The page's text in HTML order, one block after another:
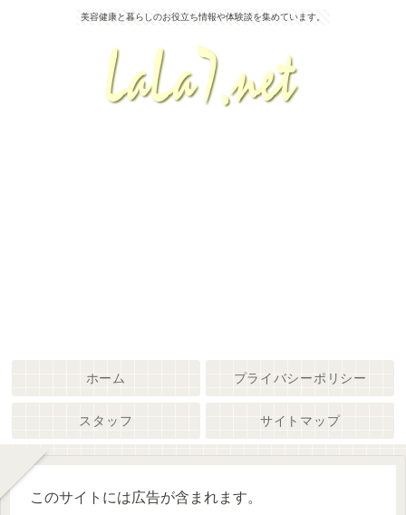
美容健康と暮らしのお役立ち情報や体験談を集めています。
ホーム プライバシーポリシー
スタッフ サイトマップ
このサイトには広告が含まれます。